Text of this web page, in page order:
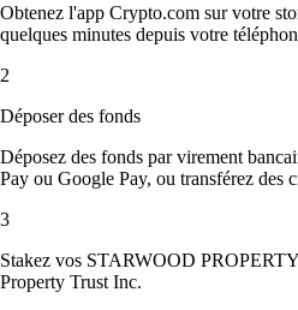
Obtenez l'app Crypto.com sur votre
quelques minutes depuis votre
2
Déposer des fonds
Déposez des fonds par virement
Pay ou Google Pay, ou transférez des
3
Stakez vos STARWOOD
Property Trust Inc.